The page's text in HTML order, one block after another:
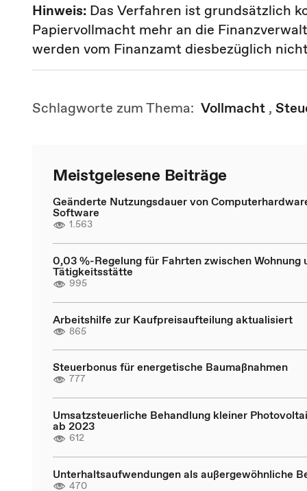
Hinweis: Das Verfahren ist grundsätzlich
Papiervollmacht mehr an die
werden vom Finanzamt diesbezüglich
Schlagworte zum Thema: Vollmacht ,
Meistgelesene Beiträge
Geänderte Nutzungsdauer von
Software
1.563
0,03 %-Regelung für Fahrten zwischen Wohnung
Tätigkeitsstätte
995
Arbeitshilfe zur Kaufpreisaufteilung aktualisiert
865
Steuerbonus für energetische Baumaßnahmen
777
Umsatzsteuerliche Behandlung kleiner
ab 2023
612
Unterhaltsaufwendungen als außergewöhnliche
470